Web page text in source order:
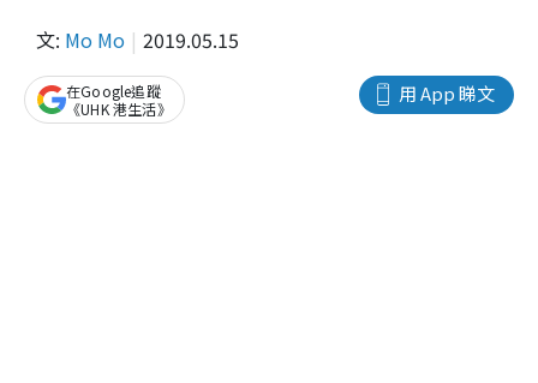
文: Mo Mo 2019.05.15
用 App 睇文
在Google追蹤
《UHK 港生活》